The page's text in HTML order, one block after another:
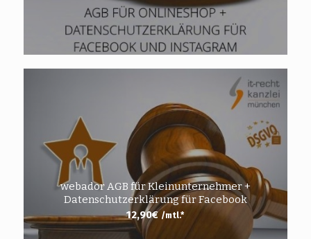
webador AGB für Kleinunternehmer +
Datenschutzerklärung für Facebook
12,90€ /mtl.*